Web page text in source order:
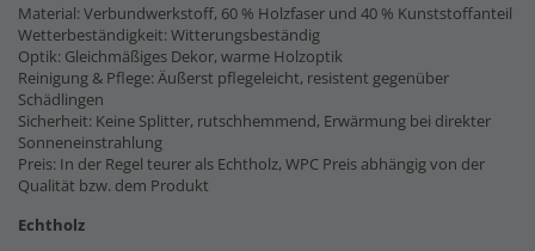
Material: Verbundwerkstoff, 60 % Holzfaser und 40 % Kunststoffanteil
Wetterbeständigkeit: Witterungsbeständig
Optik: Gleichmäßiges Dekor, warme Holzoptik
Reinigung & Pflege: Äußerst pflegeleicht, resistent gegenüber
Schädlingen
Sicherheit: Keine Splitter, rutschhemmend, Erwärmung bei direkter
Sonneneinstrahlung
Preis: In der Regel teurer als Echtholz, WPC Preis abhängig von der
Qualität bzw. dem Produkt
Echtholz